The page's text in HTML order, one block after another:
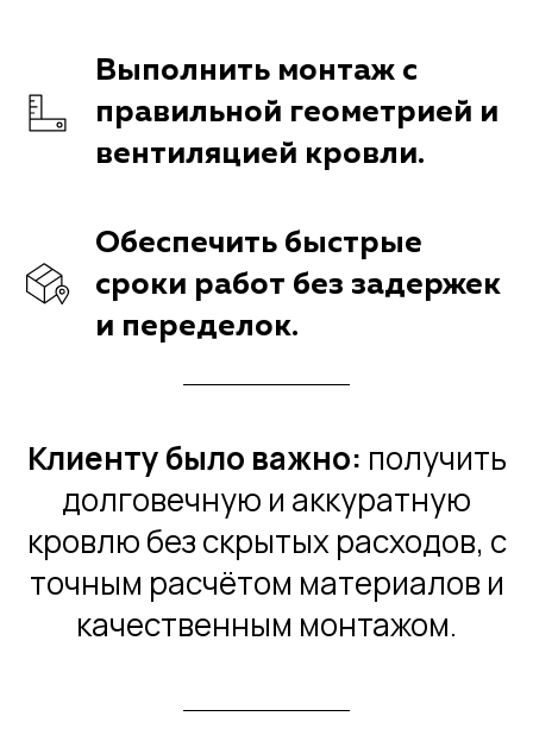
Выполнить монтаж с
правильной геометрией и
вентиляцией кровли.
Обеспечить быстрые
сроки работ без задержек
и переделок.
Клиенту было важно: получить
долговечную и аккуратную
кровлю без скрытых расходов, с
точным расчётом материалов и
качественным монтажом.